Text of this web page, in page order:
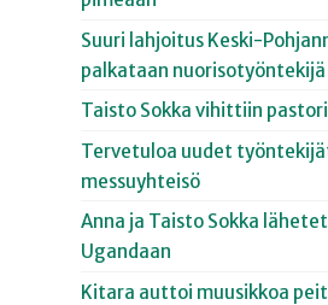
Suuri lahjoitus Keski-
palkataan nuorisotyöntekijä
Taisto Sokka vihittiin
Tervetuloa uudet
messuyhteisö
Anna ja Taisto Sokka
Ugandaan
Kitara auttoi muusikkoa